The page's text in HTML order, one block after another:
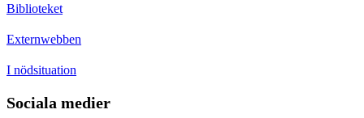
Biblioteket
Externwebben
I nödsituation
Sociala medier